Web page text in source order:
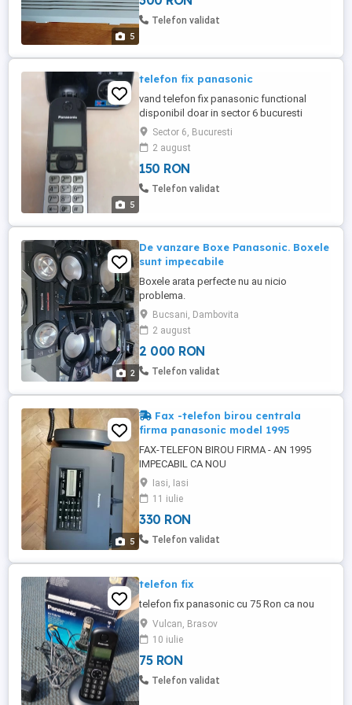
5
celelalte sunati sau lasati nesaj.
Telefon validat
5
telefon fix panasonic
vand telefon fix panasonic functional
disponibil doar in sector 6 bucuresti
Sector 6, Bucuresti
2 august
150 RON
Telefon validat
2
De vanzare Boxe Panasonic. Boxele
sunt impecabile
Boxele arata perfecte nu au nicio
problema.
Bucsani, Dambovita
2 august
2 000 RON
Telefon validat
5
Fax -telefon birou centrala
firma panasonic model 1995
FAX-TELEFON BIROU FIRMA - AN 1995
IMPECABIL CA NOU
FUNCTIONAL,COLECTIE PROPRIE.
Iasi, Iasi
11 iulie
330 RON
Telefon validat
telefon fix
telefon fix panasonic cu 75 Ron ca nou
Vulcan, Brasov
10 iulie
75 RON
Telefon validat